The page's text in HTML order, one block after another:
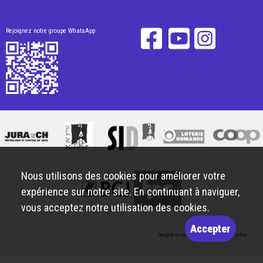
Rejoignez notre groupe WhatsApp
Imaginé et conçu par Giorgianni & Moeschler
Nous utilisons des cookies pour améliorer votre
expérience sur notre site. En continuant à naviguer,
vous acceptez notre utilisation des cookies.
Accepter